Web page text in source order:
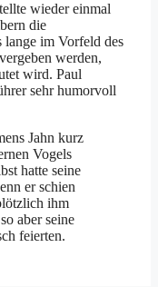
wieder einmal
die
lange im Vorfeld des
werden,
wird. Paul
sehr humorvoll
Jahn kurz
Vogels
hatte seine
er schien
ihm
aber seine
feierten.